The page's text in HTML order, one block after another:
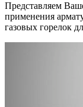
Представляем
применения
газовых горелок